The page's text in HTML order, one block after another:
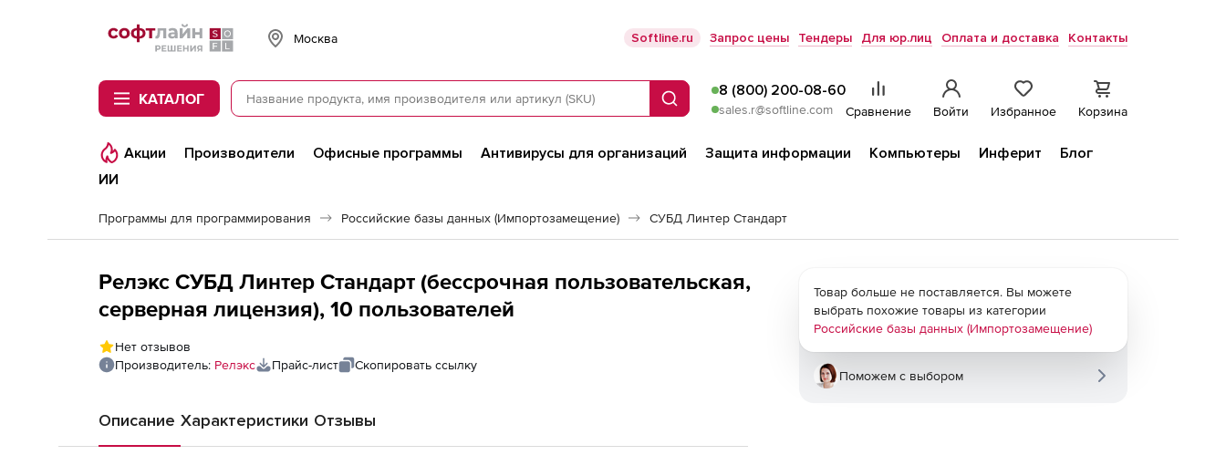
Softline
Москва Softline.ru Запрос цены Тендеры Для юр.лиц Оплата и доставка Контакты
КАТАЛОГ Поиск
8 (800) 200-08-60
sales.r@softline.com Сравнение Войти Избранное Корзина
Акции Производители Офисные программы Антивирусы для организаций Защита информации Компьютеры Инферит
Блог
ИИ
Программы для программирования Российские базы данных (Импортозамещение) СУБД Линтер Стандарт
Релэкс СУБД Линтер Стандарт (бессрочная пользовательская,
серверная лицензия), 10 пользователей
Нет отзывов
Производитель: Релэкс Прайс-лист Скопировать ссылку
Описание Характеристики Отзывы
Товар больше не поставляется. Вы можете
выбрать похожие товары из категории
Российские базы данных (Импортозамещение)
Поможем с выбором